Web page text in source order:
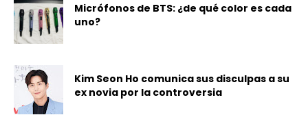
Micrófonos de BTS: ¿de qué color es cada
uno?
Kim Seon Ho comunica sus disculpas a su
ex novia por la controversia